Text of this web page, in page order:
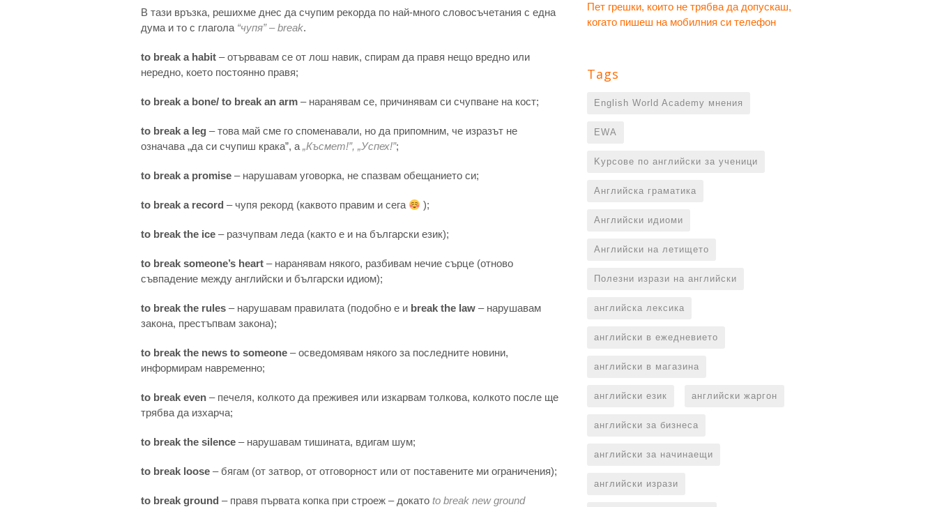
В тази връзка, решихме днес да счупим рекорда по най-много словосъчетания с една
дума и то с глагола “чупя” – break.
to break a habit – отървавам се от лош навик, спирам да правя нещо вредно или
нередно, което постоянно правя;
to break a bone/ to break an arm – наранявам се, причинявам си счупване на кост;
to break a leg – това май сме го споменавали, но да припомним, че изразът не
означава „да си счупиш крака”, а „Късмет!”, „Успех!”;
to break a promise – нарушавам уговорка, не спазвам обещанието си;
to break a record – чупя рекорд (каквото правим и сега );
to break the ice – разчупвам леда (както е и на български език);
to break someone’s heart – наранявам някого, разбивам нечие сърце (отново
съвпадение между английски и български идиом);
to break the rules – нарушавам правилата (подобно е и break the law – нарушавам
закона, престъпвам закона);
to break the news to someone – осведомявам някого за последните новини,
информирам навременно;
to break even – печеля, колкото да преживея или изкарвам толкова, колкото после ще
трябва да изхарча;
to break the silence – нарушавам тишината, вдигам шум;
to break loose – бягам (от затвор, от отговорност или от поставените ми ограничения);
to break ground – правя първата копка при строеж – докато to break new ground
Пет грешки, които не трябва да допускаш,
когато пишеш на мобилния си телефон
Tags
English World Academy мнения
EWA
Kурсове по английски за ученици
Английска граматика
Английски идиоми
Английски на летището
Полезни изрази на английски
английска лексика
английски в ежедневието
английски в магазина
английски език английски жаргон
английски за бизнеса
английски за начинаещи
английски изрази